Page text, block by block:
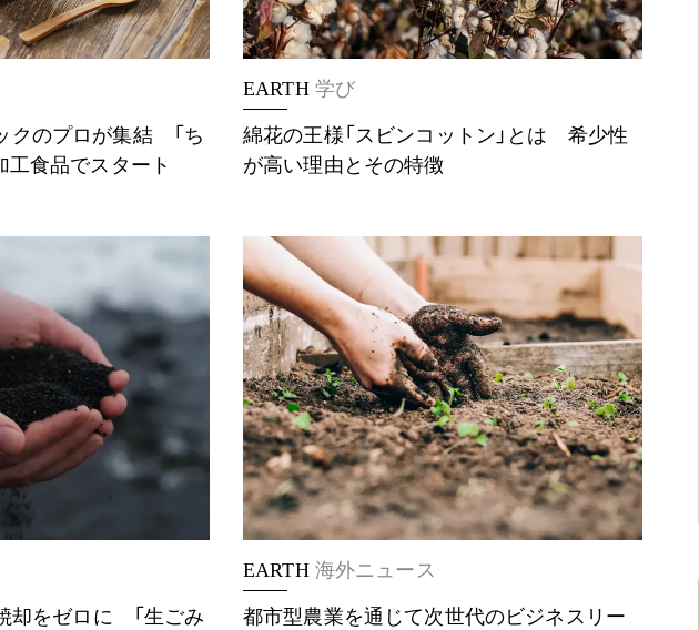
クのプロが集結 「ち
工食品でスタート
EARTH 学び
綿花の王様「スビンコットン」とは 希少性
が高い理由とその特徴
却をゼロに 「生ごみ
EARTH 海外ニュース
都市型農業を通じて次世代のビジネスリー